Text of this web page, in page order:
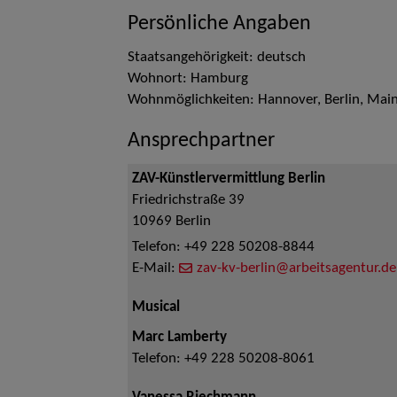
Persönliche Angaben
Staatsangehörigkeit: deutsch
Wohnort: Hamburg
Wohnmöglichkeiten: Hannover, Berlin,
Ansprechpartner
ZAV-Künstlervermittlung Berlin
Friedrichstraße 39
10969 Berlin
Telefon: +49 228 50208-8844
E-Mail:
zav-kv-berlin@arbeitsagentur.de
Musical
Marc Lamberty
Telefon: +49 228 50208-8061